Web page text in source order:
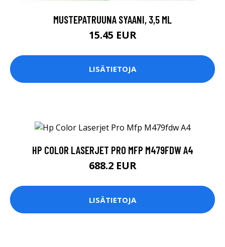
MUSTEPATRUUNA SYAANI, 3,5 ML
15.45 EUR
LISÄTIETOJA
HP COLOR LASERJET PRO MFP M479FDW A4
688.2 EUR
LISÄTIETOJA